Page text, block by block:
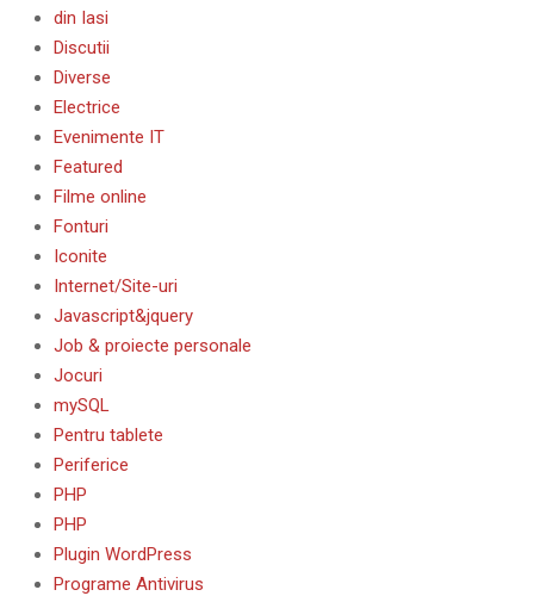
din Iasi
Discutii
Diverse
Electrice
Evenimente IT
Featured
Filme online
Fonturi
Iconite
Internet/Site-uri
Javascript&jquery
Job & proiecte personale
Jocuri
mySQL
Pentru tablete
Periferice
PHP
PHP
Plugin WordPress
Programe Antivirus